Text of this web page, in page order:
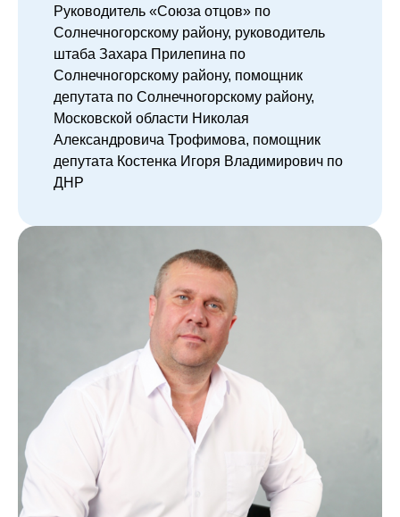
Руководитель «Союза отцов» по
Солнечногорскому району, руководитель
штаба Захара Прилепина по
Солнечногорскому району, помощник
депутата по Солнечногорскому району,
Московской области Николая
Александровича Трофимова, помощник
депутата Костенка Игоря Владимирович по
ДНР